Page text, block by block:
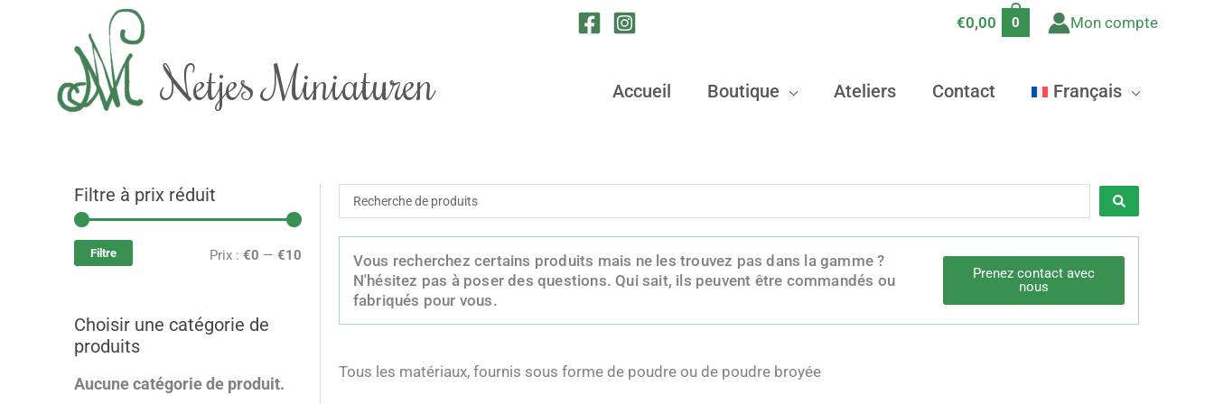
€0,00 0 Mon compte
Netjes Miniaturen Accueil Boutique Ateliers Contact Français
Filtre à prix réduit
r
i
r
i
Filtre Prix : €0 — €10
Choisir une catégorie de
produits
Aucune catégorie de produit.
Recherche
...
Vous recherchez certains produits mais ne les trouvez pas dans la gamme ?
N'hésitez pas à poser des questions. Qui sait, ils peuvent être commandés ou
fabriqués pour vous.
Prenez contact avec
nous
Tous les matériaux, fournis sous forme de poudre ou de poudre broyée